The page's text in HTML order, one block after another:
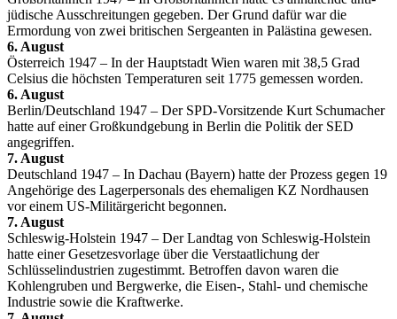
jüdische Ausschreitungen gegeben. Der Grund dafür war die
Ermordung von zwei britischen Sergeanten in Palästina gewesen.
6. August
Österreich 1947 – In der Hauptstadt Wien waren mit 38,5 Grad
Celsius die höchsten Temperaturen seit 1775 gemessen worden.
6. August
Berlin/Deutschland 1947 – Der SPD-Vorsitzende Kurt Schumacher
hatte auf einer Großkundgebung in Berlin die Politik der SED
angegriffen.
7. August
Deutschland 1947 – In Dachau (Bayern) hatte der Prozess gegen 19
Angehörige des Lagerpersonals des ehemaligen KZ Nordhausen
vor einem US-Militärgericht begonnen.
7. August
Schleswig-Holstein 1947 – Der Landtag von Schleswig-Holstein
hatte einer Gesetzesvorlage über die Verstaatlichung der
Schlüsselindustrien zugestimmt. Betroffen davon waren die
Kohlengruben und Bergwerke, die Eisen-, Stahl- und chemische
Industrie sowie die Kraftwerke.